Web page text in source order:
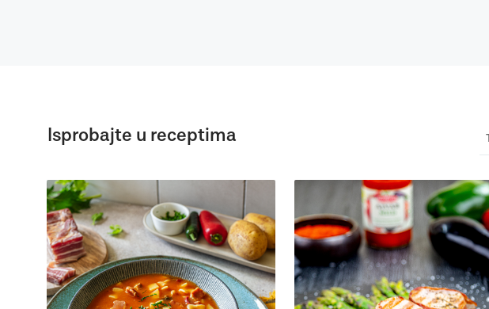
Isprobajte u receptima